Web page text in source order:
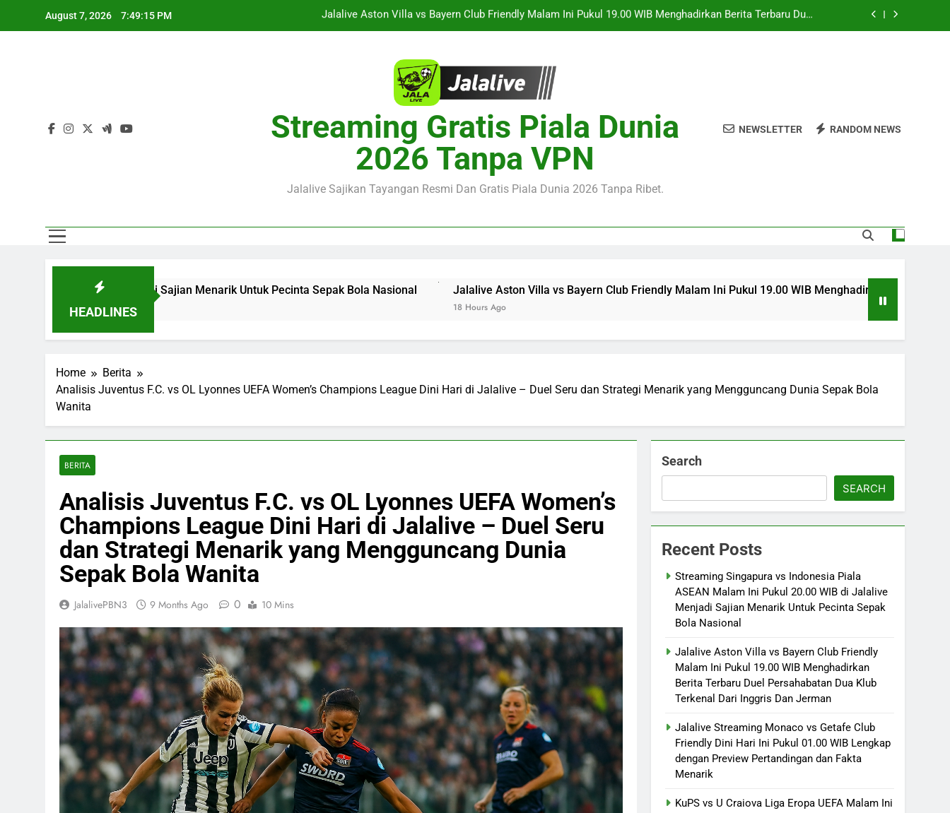
August 7, 2026 7:49:16 PM
Jalalive Streaming Monaco vs Getafe Club Friendly Dini Hari Ini Pukul 01.00 WIB Lengkap dengan Preview
Streaming Singapura vs Indonesia Piala ASEAN Malam Ini Pukul 20.00 WIB di Jalalive Menjadi Sajian
Jalalive Aston Villa vs Bayern Club Friendly Malam Ini Pukul 19.00 WIB Menghadirkan Berita Terbaru Duel
Persahabatan Dua Klub Terkenal Dari Inggris Dan Jerman
Jalalive Streaming Monaco vs Getafe Club Friendly Dini Hari Ini Pukul 01.00 WIB Lengkap dengan Preview
KuPS vs U Craiova Liga Eropa UEFA Malam Ini Pukul 22.00 WIB Jadi Sorotan Besar Pecinta Sepak Bola
Streaming Gratis Piala Dunia
2026 Tanpa VPN
Jalalive Sajikan Tayangan Resmi Dan Gratis Piala Dunia 2026 Tanpa Ribet.
NEWSLETTER RANDOM NEWS
HEADLINES
Menjadi Sajian Menarik Untuk Pecinta Sepak Bola Nasional Jalalive Aston Villa vs Bayern Club Friendly Malam Ini Pukul 19.00 WIB Menghadirkan Berita Terbaru Duel
Home
Berita
Analisis Juventus F.C. vs OL Lyonnes UEFA Women’s Champions League Dini Hari di Jalalive – Duel Seru dan Strategi Menarik yang Mengguncang Dunia Sepak Bola
Wanita
BERITA
Analisis Juventus F.C. vs OL Lyonnes UEFA Women’s
Champions League Dini Hari di Jalalive – Duel Seru
dan Strategi Menarik yang Mengguncang Dunia
Sepak Bola Wanita
JalalivePBN3 9 Months Ago 0 10 Mins
Search
SEARCH
Recent Posts
Streaming Singapura vs Indonesia Piala
ASEAN Malam Ini Pukul 20.00 WIB di Jalalive
Menjadi Sajian Menarik Untuk Pecinta Sepak
Bola Nasional
Jalalive Aston Villa vs Bayern Club Friendly
Malam Ini Pukul 19.00 WIB Menghadirkan
Berita Terbaru Duel Persahabatan Dua Klub
Terkenal Dari Inggris Dan Jerman
Jalalive Streaming Monaco vs Getafe Club
Friendly Dini Hari Ini Pukul 01.00 WIB Lengkap
dengan Preview Pertandingan dan Fakta
Menarik
KuPS vs U Craiova Liga Eropa UEFA Malam Ini